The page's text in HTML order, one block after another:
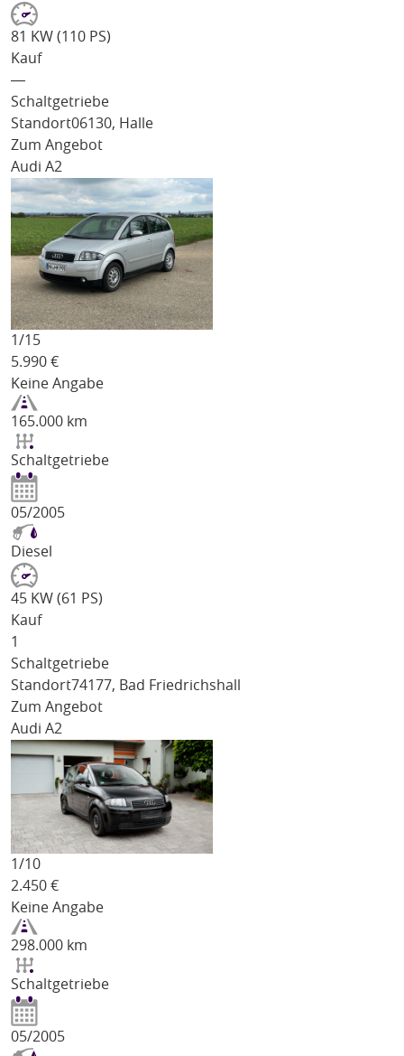
81 KW (110 PS)
Kauf
―
Schaltgetriebe
Standort06130, Halle
Zum Angebot
Audi A2
1/15
5.990 €
Keine Angabe
165.000 km
Schaltgetriebe
05/2005
Diesel
45 KW (61 PS)
Kauf
1
Schaltgetriebe
Standort74177, Bad Friedrichshall
Zum Angebot
Audi A2
1/10
2.450 €
Keine Angabe
298.000 km
Schaltgetriebe
05/2005